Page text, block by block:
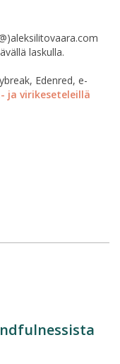
laskulla.
Edenred, e-
ja virikeseteleillä